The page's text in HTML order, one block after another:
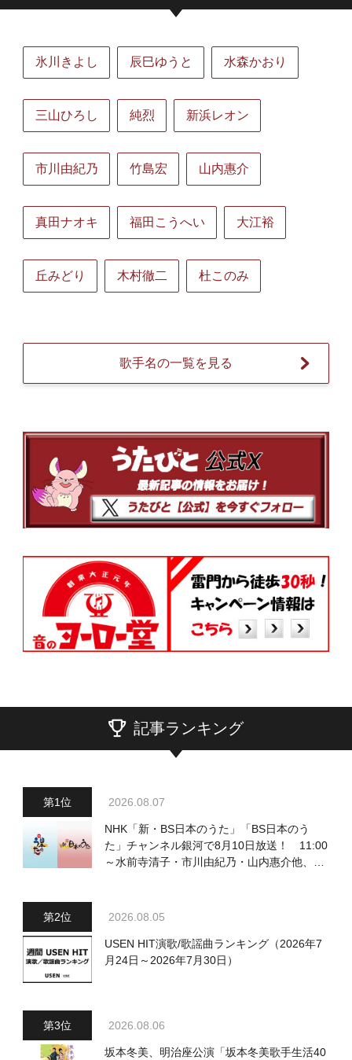
氷川きよし 辰巳ゆうと 水森かおり
三山ひろし 純烈 新浜レオン
市川由紀乃 竹島宏 山内惠介
真田ナオキ 福田こうへい 大江裕
丘みどり 木村徹二 杜このみ
歌手名の一覧を見る
記事ランキング
2026.08.07
NHK「新・BS日本のうた」「BS日本のう
た」チャンネル銀河で8月10日放送！ 11:00
～水前寺清子・市川由紀乃・山内惠介他、
2026.08.05
USEN HIT演歌/歌謡曲ランキング（2026年7
月24日～2026年7月30日）
2026.08.06
坂本冬美、明治座公演「坂本冬美歌手生活40